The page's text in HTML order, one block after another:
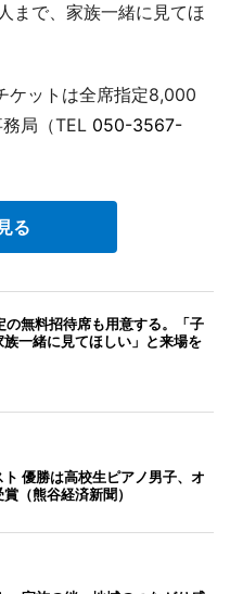
まで、家族一緒に見てほ
ケットは全席指定8,000
局（TEL 050-3567-
る
の無料招待席も用意する。「子
一緒に見てほしい」と来場を
優勝は高校生ピアノ男子、オ
（熊谷経済新聞）